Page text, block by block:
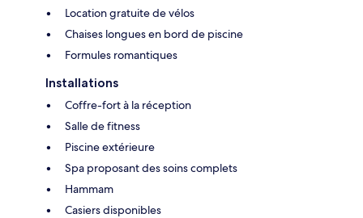
Location gratuite de vélos
Chaises longues en bord de piscine
Formules romantiques
Installations
Coffre-fort à la réception
Salle de fitness
Piscine extérieure
Spa proposant des soins complets
Hammam
Casiers disponibles